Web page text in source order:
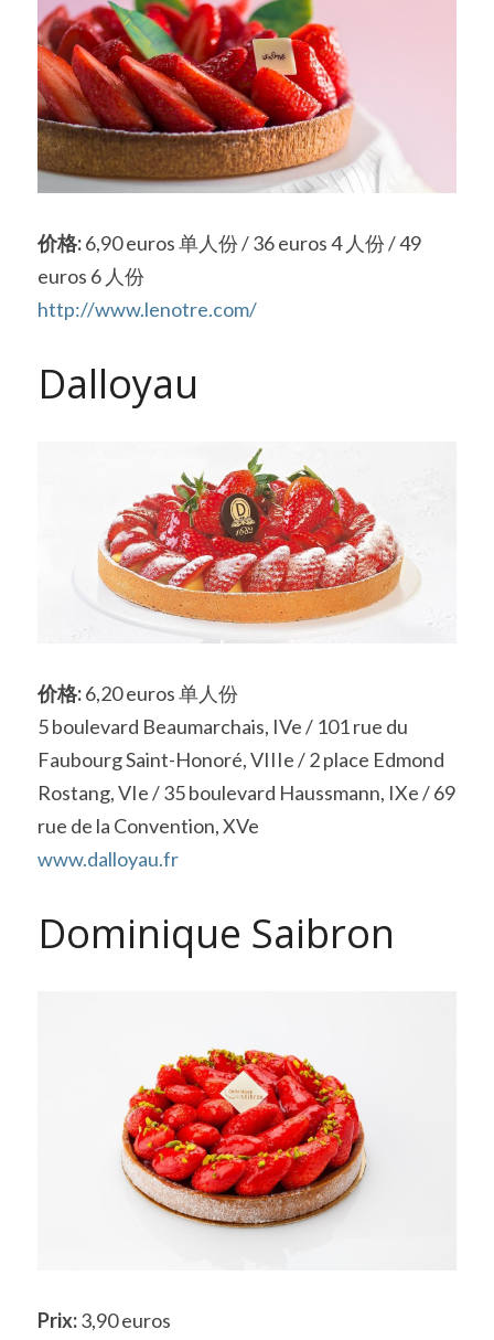
价格: 6,90 euros 单人份 / 36 euros 4 人份 / 49
euros 6 人份
http://www.lenotre.com/
Dalloyau
价格: 6,20 euros 单人份
5 boulevard Beaumarchais, IVe / 101 rue du
Faubourg Saint-Honoré, VIIIe / 2 place Edmond
Rostang, VIe / 35 boulevard Haussmann, IXe / 69
rue de la Convention, XVe
www.dalloyau.fr
Dominique Saibron
Prix: 3,90 euros